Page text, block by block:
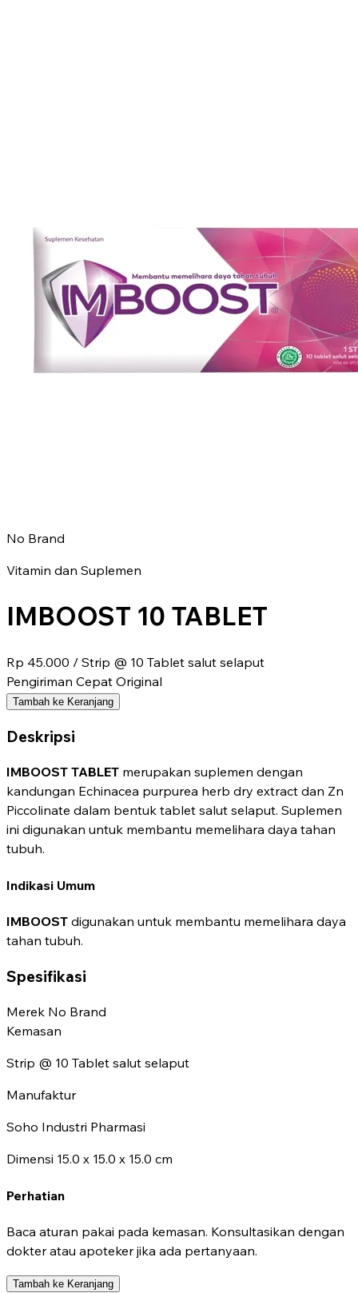
No Brand
Vitamin dan Suplemen
IMBOOST 10 TABLET
Rp 45.000 / Strip @ 10 Tablet salut selaput
Pengiriman Cepat Original
Tambah ke Keranjang
Deskripsi
IMBOOST TABLET merupakan suplemen dengan
kandungan Echinacea purpurea herb dry extract dan Zn
Piccolinate dalam bentuk tablet salut selaput. Suplemen
ini digunakan untuk membantu memelihara daya tahan
tubuh.
Indikasi Umum
IMBOOST digunakan untuk membantu memelihara daya
tahan tubuh.
Spesifikasi
Merek No Brand
Kemasan
Strip @ 10 Tablet salut selaput
Manufaktur
Soho Industri Pharmasi
Dimensi 15.0 x 15.0 x 15.0 cm
Perhatian
Baca aturan pakai pada kemasan. Konsultasikan dengan
dokter atau apoteker jika ada pertanyaan.
Tambah ke Keranjang